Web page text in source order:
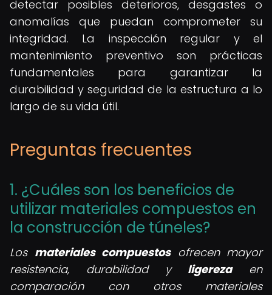
detectar posibles deterioros, desgastes o
anomalías que puedan comprometer su
integridad. La inspección regular y el
mantenimiento preventivo son prácticas
fundamentales para garantizar la
durabilidad y seguridad de la estructura a lo
largo de su vida útil.
Preguntas frecuentes
1. ¿Cuáles son los beneficios de
utilizar materiales compuestos en
la construcción de túneles?
Los materiales compuestosofrecen mayor
resistencia, durabilidad y ligerezaen
comparación con otros materiales